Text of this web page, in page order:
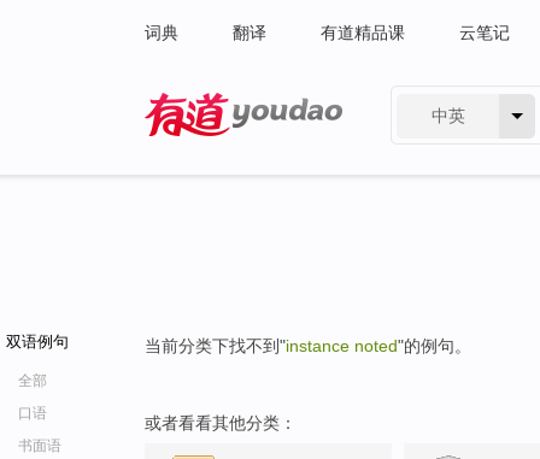
词典 翻译 有道精品课 云笔记
中英
双语例句
全部
口语
书面语
当前分类下找不到"instance noted"的例句。
或者看看其他分类：